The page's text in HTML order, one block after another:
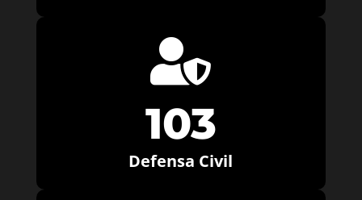

103
Defensa Civil